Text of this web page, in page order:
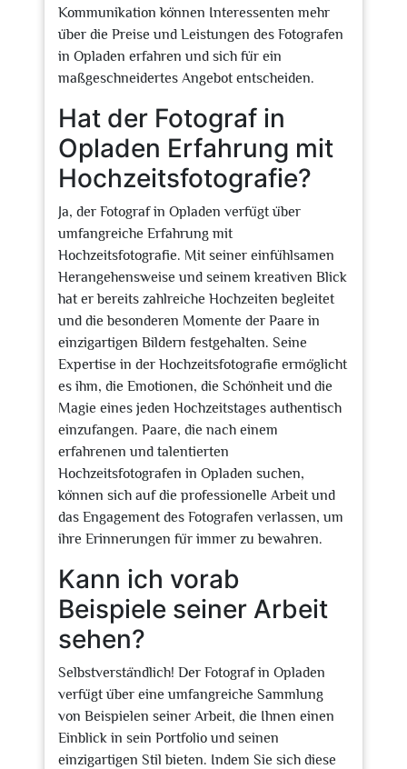
Kommunikation können Interessenten mehr
über die Preise und Leistungen des Fotografen
in Opladen erfahren und sich für ein
maßgeschneidertes Angebot entscheiden.
Hat der Fotograf in
Opladen Erfahrung mit
Hochzeitsfotografie?
Ja, der Fotograf in Opladen verfügt über
umfangreiche Erfahrung mit
Hochzeitsfotografie. Mit seiner einfühlsamen
Herangehensweise und seinem kreativen Blick
hat er bereits zahlreiche Hochzeiten begleitet
und die besonderen Momente der Paare in
einzigartigen Bildern festgehalten. Seine
Expertise in der Hochzeitsfotografie ermöglicht
es ihm, die Emotionen, die Schönheit und die
Magie eines jeden Hochzeitstages authentisch
einzufangen. Paare, die nach einem
erfahrenen und talentierten
Hochzeitsfotografen in Opladen suchen,
können sich auf die professionelle Arbeit und
das Engagement des Fotografen verlassen, um
ihre Erinnerungen für immer zu bewahren.
Kann ich vorab
Beispiele seiner Arbeit
sehen?
Selbstverständlich! Der Fotograf in Opladen
verfügt über eine umfangreiche Sammlung
von Beispielen seiner Arbeit, die Ihnen einen
Einblick in sein Portfolio und seinen
einzigartigen Stil bieten. Indem Sie sich diese